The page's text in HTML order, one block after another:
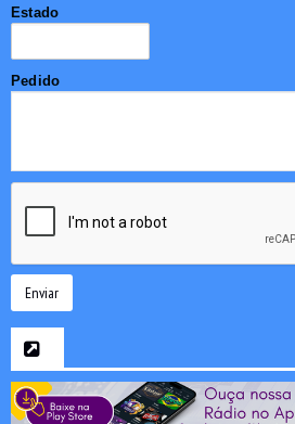
Estado
Pedido
Enviar